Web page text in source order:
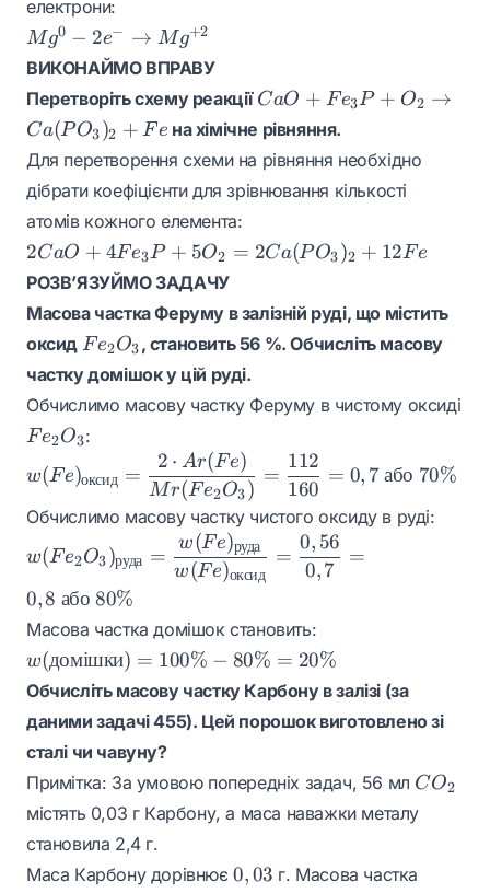
Ti^0
електрони:
Mg^0 - 2e^-
\rightarrow
Mg0 − 2e− → Mg+2
ВИКОНАЙМО ВПРАВУ
Перетворіть схему реакції CaO +
Fe_3P +
O_2
\rightarrow
Ca(PO_3)_2
CaO + Fe3P + O2 →
Ca(PO3 )2 + Fe на хімічне рівняння.
Для перетворення схеми на рівняння необхідно
дібрати коефіцієнти для зрівнювання кількості
атомів кожного елемента:
2CaO +
4Fe_3P +
2Ca(PO_3)_2
+ 12Fe
2CaO + 4Fe3P + 5O2 = 2Ca(PO3)2 + 12Fe
РОЗВ’ЯЗУЙМО ЗАДАЧУ
Масова частка Феруму в залізній руді, що містить
оксид Fe_2O_3
Fe2O3 , становить 56 %. Обчисліть масову
частку домішок у цій руді.
Обчислимо масову частку Феруму в чистому оксиді
Fe_2O_3
Fe2O3:
w(Fe)_{оксид}
= \dfrac{2
\cdot Ar(Fe)}
= \dfrac{112}
{160} = 0,7
\text{ або }
70\%
w(Fe)оксид =
Mr(Fe2O3)
2 ⋅ Ar(Fe)
=
160
112
= 0, 7 або 70%
Обчислимо масову частку чистого оксиду в руді:
w(Fe_2O_3)_{руда}
=
\dfrac{w(Fe)_{руда}}
{w(Fe)_{оксид}} =
\dfrac{0,56}{0,7} =
0,8 \text{ або } 80\%
w(Fe2O3)руда =
w(Fe)оксид
w(Fe)руда =
0,7
0, 56
=
0,8 або 80%
Масова частка домішок становить:
w(\text{домішки})
= 100\% - 80\% =
w(домішки) = 100% − 80% = 20%
Обчисліть масову частку Карбону в залізі (за
даними задачі 455). Цей порошок виготовлено зі
сталі чи чавуну?
Примітка: За умовою попередніх задач, 56 мл CO_2
CO2
містять 0,03 г Карбону, а маса наважки металу
становила 2,4 г.
Маса Карбону дорівнює0,03
0,03 г. Масова частка